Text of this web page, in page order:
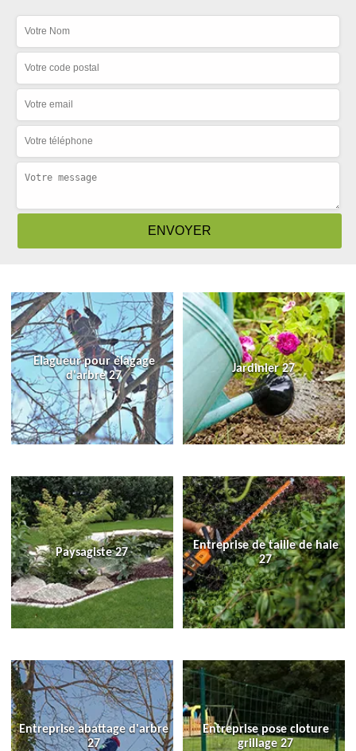
Elagueur pour élagage
d'arbre 27
Jardinier 27
Paysagiste 27
Entreprise de taille de haie
27
Entreprise abattage d'arbre
27
Entreprise pose cloture
grillage 27